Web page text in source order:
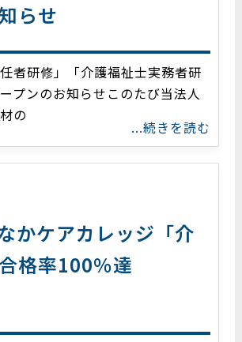
らせ
任者研修」「介護福祉士実務者研
プンのお知らせこのたび当法人
の
...続きを読む
かケアカレッジ「介
格率100％達